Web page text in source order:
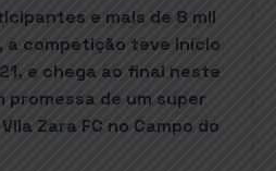
e mais de 8 mil
a competição teve início
e chega ao final neste
promessa de um super
Zara FC no Campo do